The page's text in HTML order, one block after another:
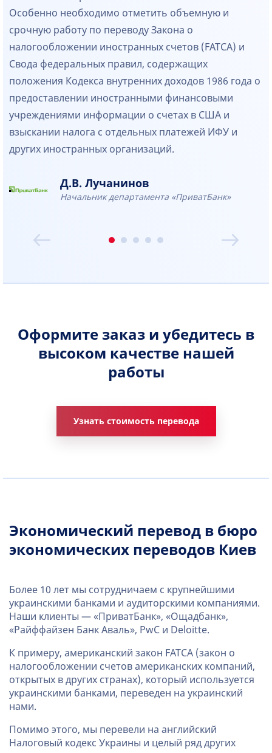
Особенно необходимо отметить объемную и
срочную работу по переводу Закона о
налогообложении иностранных счетов (FATCA) и
Свода федеральных правил, содержащих
положения Кодекса внутренних доходов 1986 года о
предоставлении иностранными финансовыми
учреждениями информации о счетах в США и
взыскании налога с отдельных платежей ИФУ и
других иностранных организаций.
Д.В. Лучанинов
Начальник департамента «ПриватБанк»
Оформите заказ и убедитесь в
высоком качестве нашей
работы
Узнать стоимость перевода
Экономический перевод в бюро
экономических переводов Киев
Более 10 лет мы сотрудничаем с крупнейшими
украинскими банками и аудиторскими компаниями.
Наши клиенты — «ПриватБанк», «Ощадбанк»,
«Райффайзен Банк Аваль», PwC и Deloitte.
К примеру, американский закон FATCA (закон о
налогообложении счетов американских компаний,
открытых в других странах), который используется
украинскими банками, переведен на украинский
нами.
Помимо этого, мы перевели на английский
Налоговый кодекс Украины и целый ряд других